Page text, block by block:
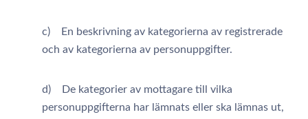
c) En beskrivning av kategorierna av registrerade
och av kategorierna av personuppgifter.
d) De kategorier av mottagare till vilka
personuppgifterna har lämnats eller ska lämnas ut,